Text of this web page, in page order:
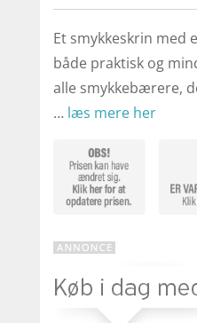
er
Et smykkeskrin med
både praktisk og
alle smykkebærere,
… læs mere her